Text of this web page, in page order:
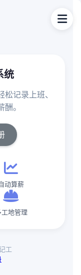
统
记录上班、
。
动算薪
工地管理
工